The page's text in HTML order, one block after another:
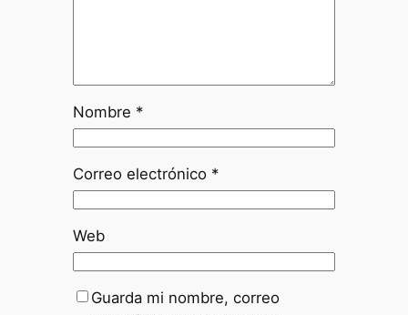
Nombre *
Correo electrónico *
Web
Guarda mi nombre, correo